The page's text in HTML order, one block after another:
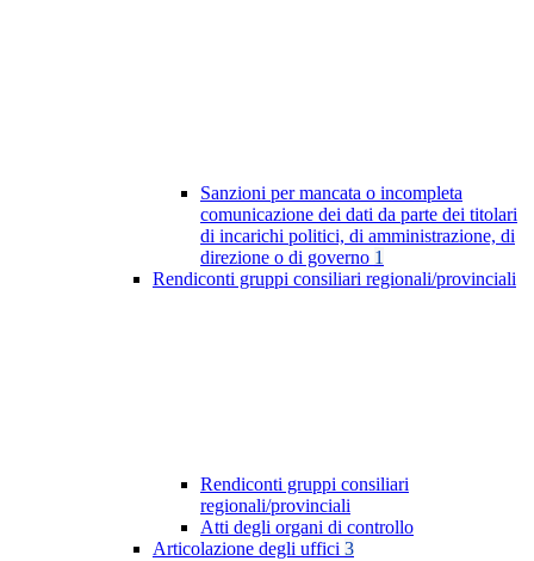
Sanzioni per mancata o incompleta
comunicazione dei dati da parte dei titolari
di incarichi politici, di amministrazione, di
direzione o di governo 1
Rendiconti gruppi consiliari regionali/provinciali
Rendiconti gruppi consiliari
regionali/provinciali
Atti degli organi di controllo
Articolazione degli uffici 3